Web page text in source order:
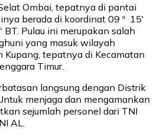
Ombai, tepatnya di pantai
berada di koordinat 09 º 15′
BT. Pulau ini merupakan salah
yang masuk wilayah
tepatnya di Kecamatan
Timur.
langsung dengan Distrik
menjaga dan mengamankan
sejumlah personel dari TNI
AL.